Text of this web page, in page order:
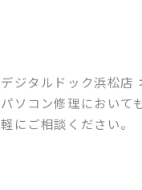
デジタルドック浜松店
パソコン修理において
軽にご相談ください。